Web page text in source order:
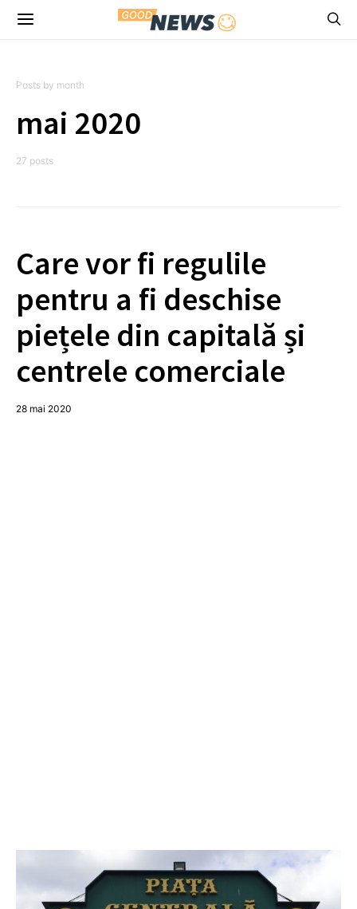
Posts by month
mai 2020
27 posts
Care vor fi regulile
pentru a fi deschise
piețele din capitală și
centrele comerciale
28 mai 2020